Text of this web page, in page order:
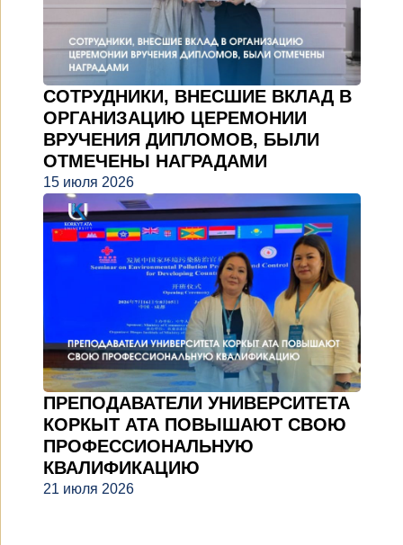
СОТРУДНИКИ, ВНЕСШИЕ ВКЛАД В
ОРГАНИЗАЦИЮ ЦЕРЕМОНИИ
ВРУЧЕНИЯ ДИПЛОМОВ, БЫЛИ
ОТМЕЧЕНЫ НАГРАДАМИ
15 июля 2026
ПРЕПОДАВАТЕЛИ УНИВЕРСИТЕТА
КОРКЫТ АТА ПОВЫШАЮТ СВОЮ
ПРОФЕССИОНАЛЬНУЮ
КВАЛИФИКАЦИЮ
21 июля 2026